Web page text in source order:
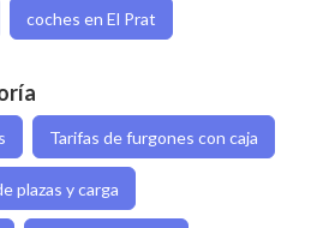
coches en El Prat
Tarifas de furgones con caja
plazas y carga